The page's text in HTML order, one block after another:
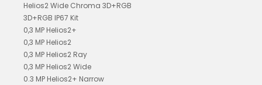
Helios2 Wide Chroma 3D+RGB
3D+RGB IP67 Kit
0,3 MP Helios2+
0,3 MP Helios2
0,3 MP Helios2 Ray
0,3 MP Helios2 Wide
0.3 MP Helios2+ Narrow